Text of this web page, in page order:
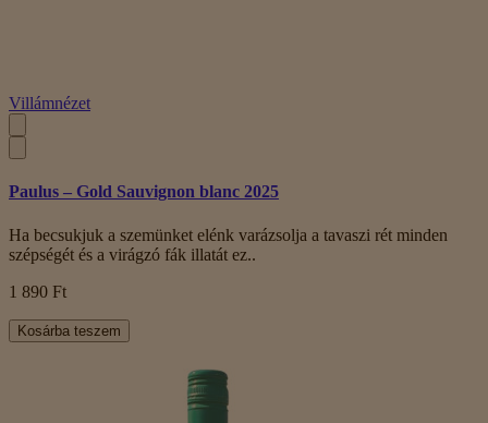
Villámnézet
Paulus – Gold Sauvignon blanc 2025
Ha becsukjuk a szemünket elénk varázsolja a tavaszi rét minden
szépségét és a virágzó fák illatát ez..
1 890 Ft
Kosárba teszem